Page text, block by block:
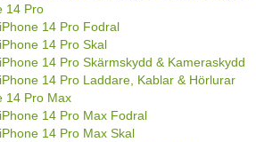
14 Pro
iPhone 14 Pro Fodral
iPhone 14 Pro Skal
iPhone 14 Pro Skärmskydd & Kameraskydd
iPhone 14 Pro Laddare, Kablar & Hörlurar
14 Pro Max
iPhone 14 Pro Max Fodral
iPhone 14 Pro Max Skal